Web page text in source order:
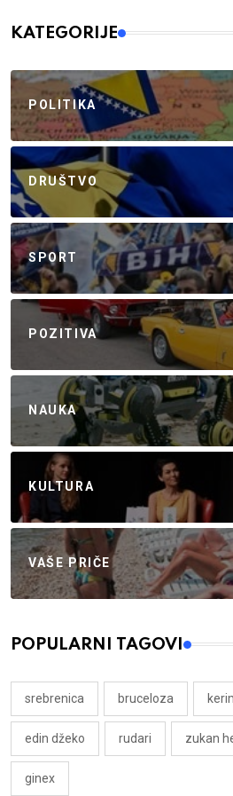
KATEGORIJE
POLITIKA
DRUŠTVO
SPORT
POZITIVA
NAUKA
KULTURA
VAŠE PRIČE
POPULARNI TAGOVI
srebrenica bruceloza
edin džeko rudari zukan
ginex